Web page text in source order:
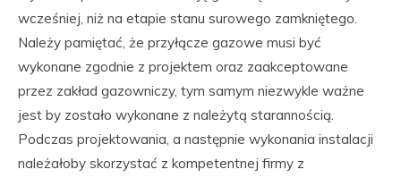
wcześniej, niż na etapie stanu surowego zamkniętego.
Należy pamiętać, że przyłącze gazowe musi być
wykonane zgodnie z projektem oraz zaakceptowane
przez zakład gazowniczy, tym samym niezwykle ważne
jest by zostało wykonane z należytą starannością.
Podczas projektowania, a następnie wykonania instalacji
należałoby skorzystać z kompetentnej firmy z